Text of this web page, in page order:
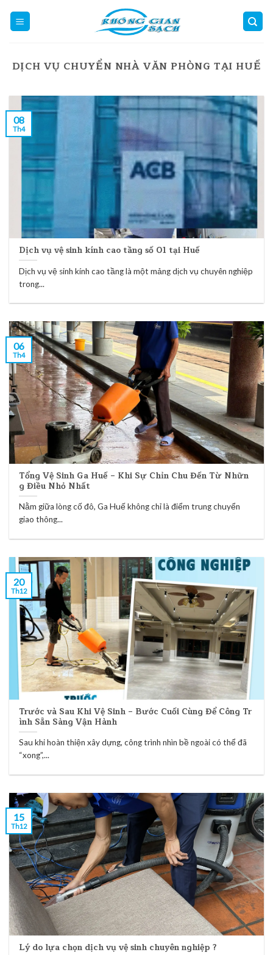
DỊCH VỤ CHUYỂN NHÀ VĂN PHÒNG TẠI HUẾ
Dịch vụ vệ sinh kính cao tầng số 01 tại Huế
Dịch vụ vệ sinh kính cao tầng là một mảng dịch vụ chuyên nghiệp
trong...
08
Th4
Tổng Vệ Sinh Ga Huế – Khi Sự Chỉn Chu Đến Từ Nhữn
g Điều Nhỏ Nhất
Nằm giữa lòng cố đô, Ga Huế không chỉ là điểm trung chuyển
giao thông...
06
Th4
Trước và Sau Khi Vệ Sinh – Bước Cuối Cùng Để Công Tr
ình Sẵn Sàng Vận Hành
Sau khi hoàn thiện xây dựng, công trình nhìn bề ngoài có thể đã
“xong”,...
20
Th12
Lý do lựa chọn dịch vụ vệ sinh chuyên nghiệp ?
15
Th12